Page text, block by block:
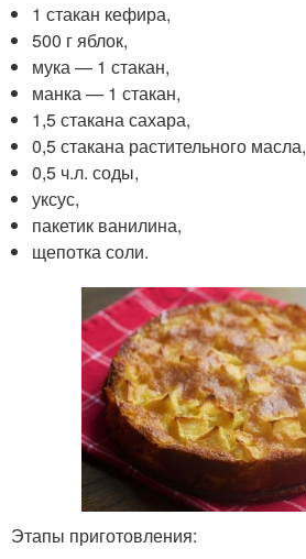
1 стакан кефира,
500 г яблок,
мука — 1 стакан,
манка — 1 стакан,
1,5 стакана сахара,
0,5 стакана растительного масла,
0,5 ч.л. соды,
уксус,
пакетик ванилина,
щепотка соли.
Этапы приготовления: